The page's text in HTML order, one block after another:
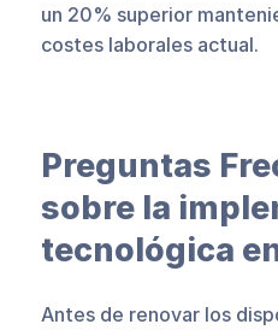
un 20% superior
costes laborales actual.
Preguntas
sobre la
tecnológica
Antes de renovar los